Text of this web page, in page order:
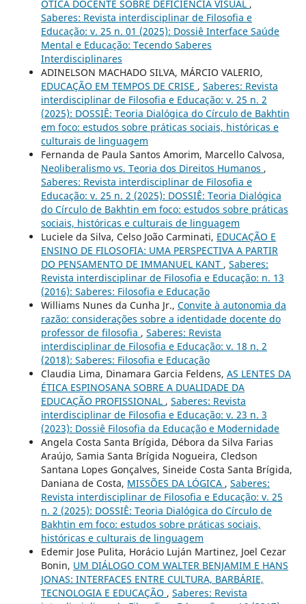
ÓTICA DOCENTE SOBRE DEFICIÊNCIA VISUAL ,
Saberes: Revista interdisciplinar de Filosofia e
Educação: v. 25 n. 01 (2025): Dossiê Interface Saúde
Mental e Educação: Tecendo Saberes
Interdisciplinares
ADINELSON MACHADO SILVA, MÁRCIO VALERIO,
EDUCAÇÃO EM TEMPOS DE CRISE , Saberes: Revista
interdisciplinar de Filosofia e Educação: v. 25 n. 2
(2025): DOSSIÊ: Teoria Dialógica do Círculo de Bakhtin
em foco: estudos sobre práticas sociais, históricas e
culturais de linguagem
Fernanda de Paula Santos Amorim, Marcello Calvosa,
Neoliberalismo vs. Teoria dos Direitos Humanos ,
Saberes: Revista interdisciplinar de Filosofia e
Educação: v. 25 n. 2 (2025): DOSSIÊ: Teoria Dialógica
do Círculo de Bakhtin em foco: estudos sobre práticas
sociais, históricas e culturais de linguagem
Luciele da Silva, Celso João Carminati, EDUCAÇÃO E
ENSINO DE FILOSOFIA: UMA PERSPECTIVA A PARTIR
DO PENSAMENTO DE IMMANUEL KANT , Saberes:
Revista interdisciplinar de Filosofia e Educação: n. 13
(2016): Saberes: Filosofia e Educação
Williams Nunes da Cunha Jr., Convite à autonomia da
razão: considerações sobre a identidade docente do
professor de filosofia , Saberes: Revista
interdisciplinar de Filosofia e Educação: v. 18 n. 2
(2018): Saberes: Filosofia e Educação
Claudia Lima, Dinamara Garcia Feldens, AS LENTES DA
ÉTICA ESPINOSANA SOBRE A DUALIDADE DA
EDUCAÇÃO PROFISSIONAL , Saberes: Revista
interdisciplinar de Filosofia e Educação: v. 23 n. 3
(2023): Dossiê Filosofia da Educação e Modernidade
Angela Costa Santa Brígida, Débora da Silva Farias
Araújo, Samia Santa Brígida Nogueira, Cledson
Santana Lopes Gonçalves, Sineide Costa Santa Brígida,
Daniana de Costa, MISSÕES DA LÓGICA , Saberes:
Revista interdisciplinar de Filosofia e Educação: v. 25
n. 2 (2025): DOSSIÊ: Teoria Dialógica do Círculo de
Bakhtin em foco: estudos sobre práticas sociais,
históricas e culturais de linguagem
Edemir Jose Pulita, Horácio Luján Martinez, Joel Cezar
Bonin, UM DIÁLOGO COM WALTER BENJAMIM E HANS
JONAS: INTERFACES ENTRE CULTURA, BARBÁRIE,
TECNOLOGIA E EDUCAÇÃO , Saberes: Revista